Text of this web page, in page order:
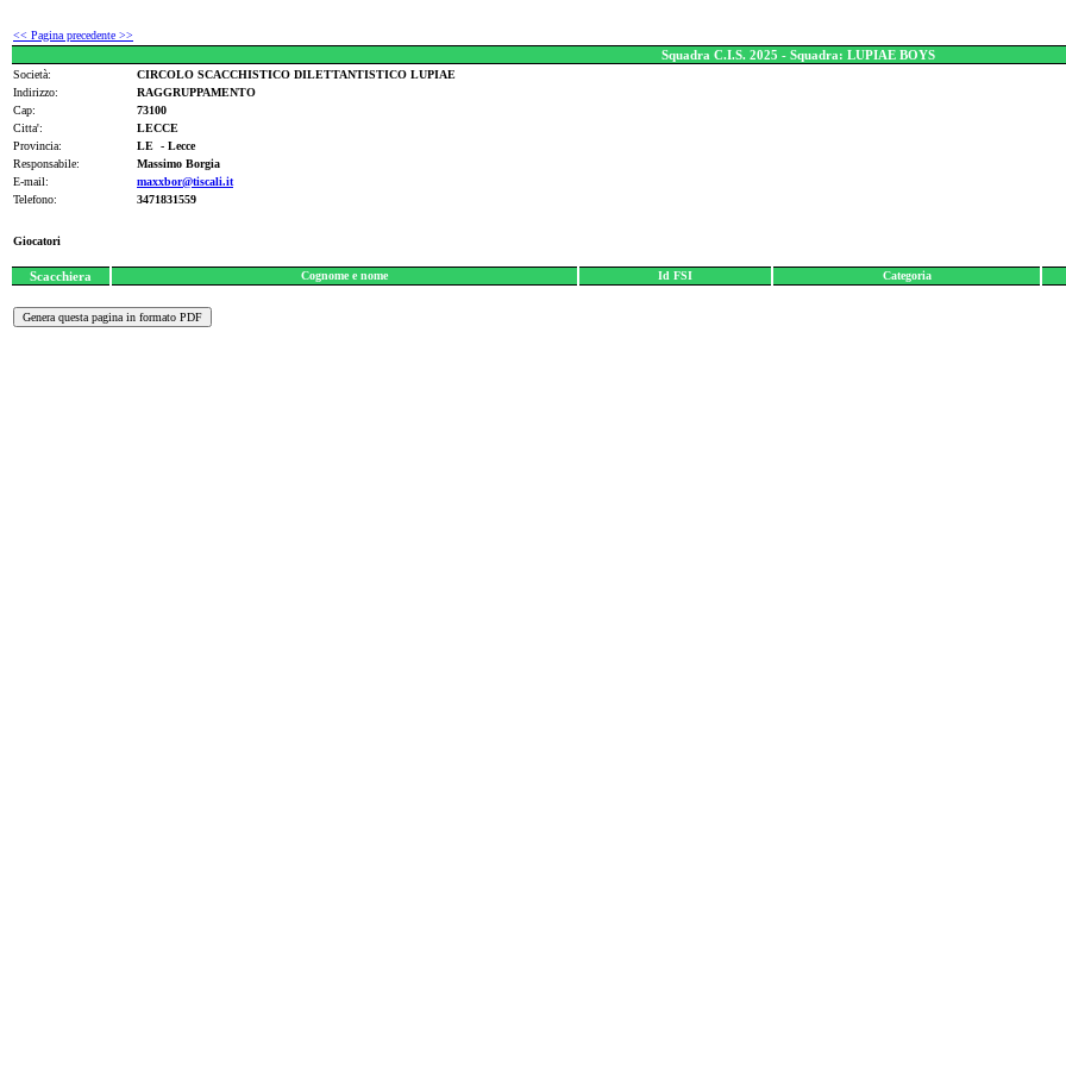
<< Pagina precedente >>
Squadra C.I.S. 2025 - Squadra: LUPIAE BOYS
Società:
CIRCOLO SCACCHISTICO DILETTANTISTICO LUPIAE
Indirizzo:
RAGGRUPPAMENTO
Cap:
73100
Citta':
LECCE
Provincia:
LE - Lecce
Responsabile:
Massimo Borgia
E-mail:
maxxbor@tiscali.it
Telefono:
3471831559
Giocatori
Scacchiera Cognome e nome Id FSI Categoria